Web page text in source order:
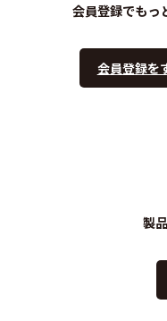
会員登録でもっ
会員登録を
製